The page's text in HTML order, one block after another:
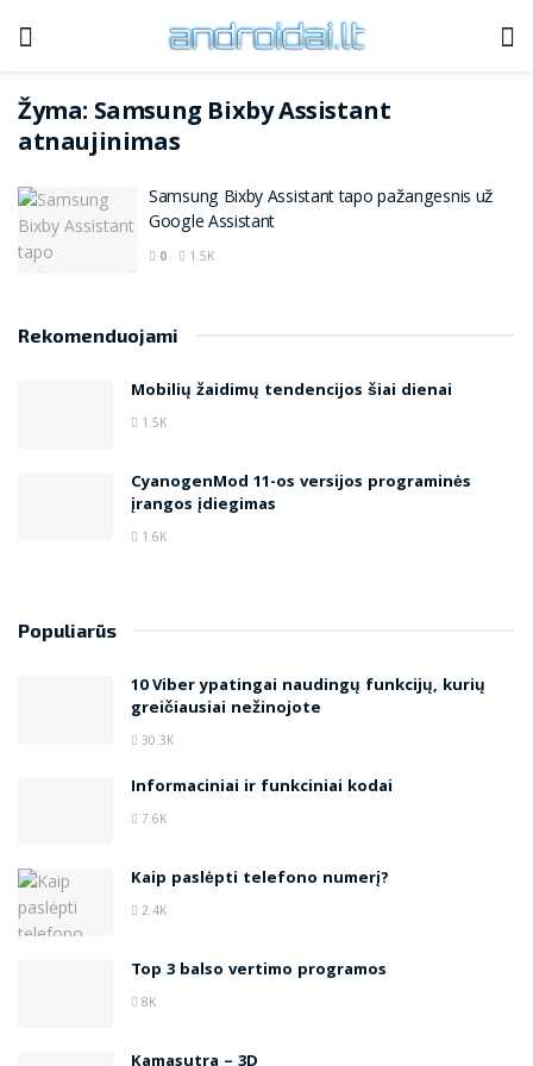
Žyma: Samsung Bixby Assistant
atnaujinimas
Samsung Bixby Assistant tapo pažangesnis už
Google Assistant
0 1.5K
Rekomenduojami
Mobilių žaidimų tendencijos šiai dienai
1.5K
CyanogenMod 11-os versijos programinės
įrangos įdiegimas
1.6K
Populiarūs
10 Viber ypatingai naudingų funkcijų, kurių
greičiausiai nežinojote
30.3K
Informaciniai ir funkciniai kodai
7.6K
Kaip paslėpti telefono numerį?
2.4K
Top 3 balso vertimo programos
8K